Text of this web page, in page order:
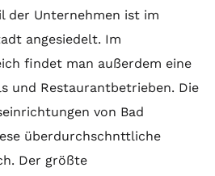
der Unternehmen ist im
angesiedelt. Im
findet man außerdem eine
und Restaurantbetrieben. Die
von Bad
überdurchschnttliche
Der größte